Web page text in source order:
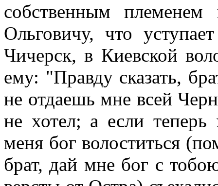
собственным племенем
Ольговичу, что
Чичерск, в Киевской
ему: "Правду сказать,
не отдаешь мне всей
не хотел; а если теперь
меня бог волоститься
брат, дай мне бог с